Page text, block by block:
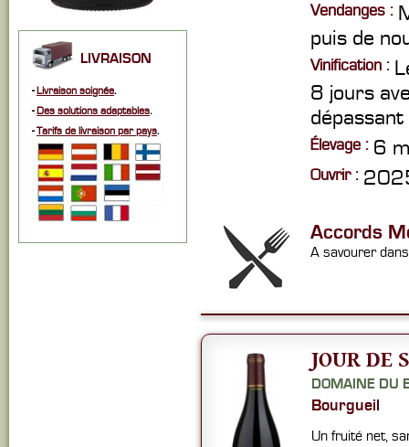
LIVRAISON
-Livraison soignée.
-Des solutions adaptables.
-Tarifs de livraison par pays.
Vendanges :
puis de
Vinification :
8 jours
Élevage : 6
Ouvrir :
Accords
A savourer
JOUR DE
DOMAINE DU
Bourgueil
Un fruité net,